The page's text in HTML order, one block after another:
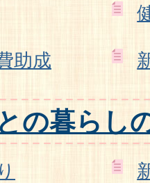
助成
の暮らし